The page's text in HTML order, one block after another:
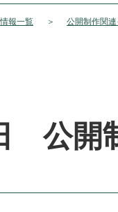
報一覧 公開制作関連
公開